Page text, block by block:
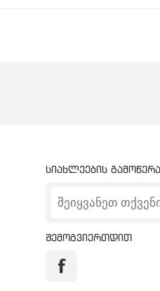
სიახლეების გამოწერა
შემოგვიერთდით